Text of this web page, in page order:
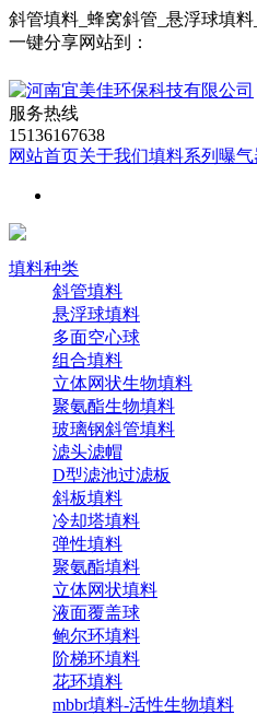
斜管填料_蜂窝斜管_悬浮球填
一键分享网站到：
服务热线
15136167638
网站首页关于我们填料系列 曝气
填料种类
斜管填料
悬浮球填料
多面空心球
组合填料
立体网状生物填料
聚氨酯生物填料
玻璃钢斜管填料
滤头滤帽
D型滤池过滤板
斜板填料
冷却塔填料
弹性填料
聚氨酯填料
立体网状填料
液面覆盖球
鲍尔环填料
阶梯环填料
花环填料
mbbr填料-活性生物填料